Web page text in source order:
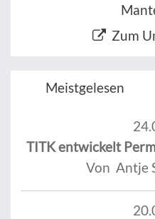
Zum
Meistgelesen
TITK entwickelt
Von Antje